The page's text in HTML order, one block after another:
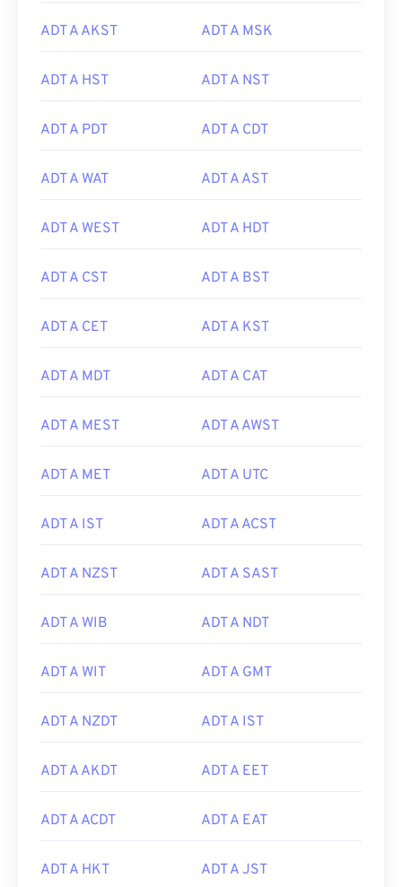
ADT A AKST ADT A MSK
ADT A HST ADT A NST
ADT A PDT ADT A CDT
ADT A WAT ADT A AST
ADT A WEST ADT A HDT
ADT A CST ADT A BST
ADT A CET ADT A KST
ADT A MDT ADT A CAT
ADT A MEST ADT A AWST
ADT A MET ADT A UTC
ADT A IST ADT A ACST
ADT A NZST ADT A SAST
ADT A WIB ADT A NDT
ADT A WIT ADT A GMT
ADT A NZDT ADT A IST
ADT A AKDT ADT A EET
ADT A ACDT ADT A EAT
ADT A HKT ADT A JST